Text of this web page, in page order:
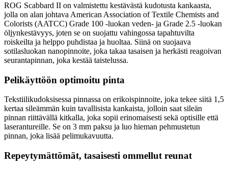
ROG Scabbard II on valmistettu kestävästä kudotusta kankaasta,
jolla on alan johtava American Association of Textile Chemists and
Colorists (AATCC) Grade 100 -luokan veden- ja Grade 2.5 -luokan
öljynkestävyys, joten se on suojattu vahingossa tapahtuvilta
roiskeilta ja helppo puhdistaa ja huoltaa. Siinä on suojaava
sotilasluokan nanopinnoite, joka takaa tasaisen ja herkästi reagoivan
seurantapinnan, joka kestää taistelussa.
Pelikäyttöön optimoitu pinta
Tekstiilikudoksisessa pinnassa on erikoispinnoite, joka tekee siitä 1,5
kertaa sileämmän kuin tavallisista kankaista, jolloin saat sileän
pinnan riittävällä kitkalla, joka sopii erinomaisesti sekä optisille että
laserantureille. Se on 3 mm paksu ja luo hieman pehmustetun
pinnan, joka lisää pelimukavuutta.
Repeytymättömät, tasaisesti ommellut reunat